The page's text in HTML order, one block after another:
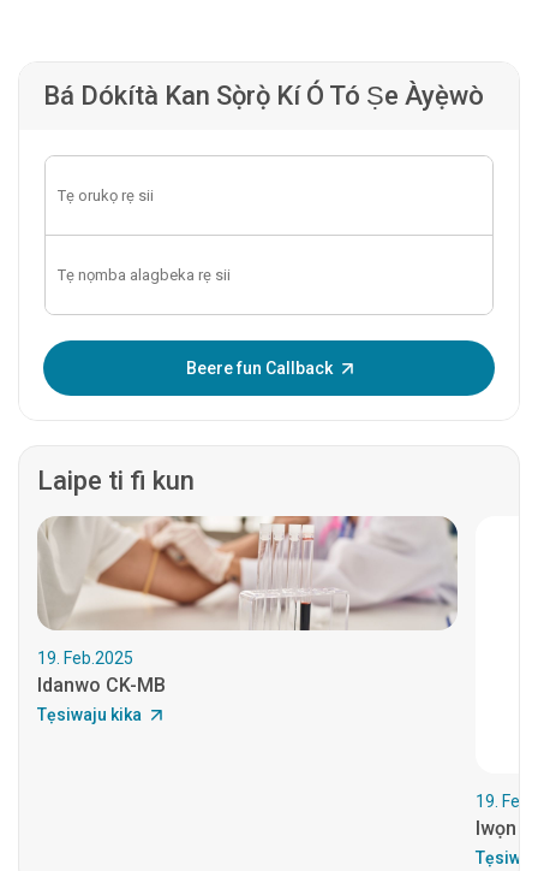
Bá Dókítà Kan Sọ̀rọ̀ Kí Ó Tó Ṣe Àyẹ̀wò
Beere fun Callback
Laipe ti fi kun
19. Feb.2025
Idanwo CK-MB
Tẹsiwaju kika
19.
Iwọn